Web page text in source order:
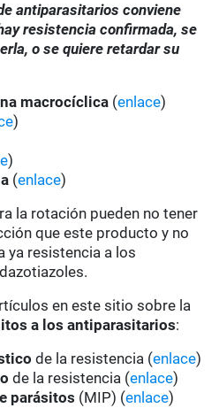
antiparasitarios conviene
resistencia confirmada, se
o se quiere retardar su
macrocíclica (enlace)
)
)
(enlace)
la rotación pueden no tener
que este producto y no
ya resistencia a los
en este sitio sobre la
a los antiparasitarios:
de la resistencia (enlace)
de la resistencia (enlace)
parásitos (MIP) (enlace)